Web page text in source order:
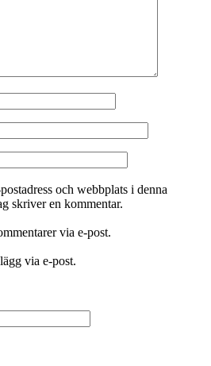
och webbplats i denna
skriver en kommentar.
via e-post.
via e-post.